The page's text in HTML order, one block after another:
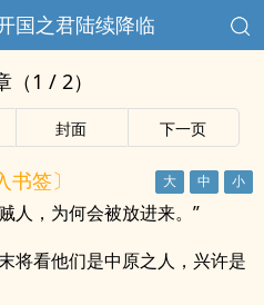
国之君陆续降临
（1 / 2）
封面 下一页
书签〕
人，为何会被放进来。”
将看他们是中原之人，兴许是